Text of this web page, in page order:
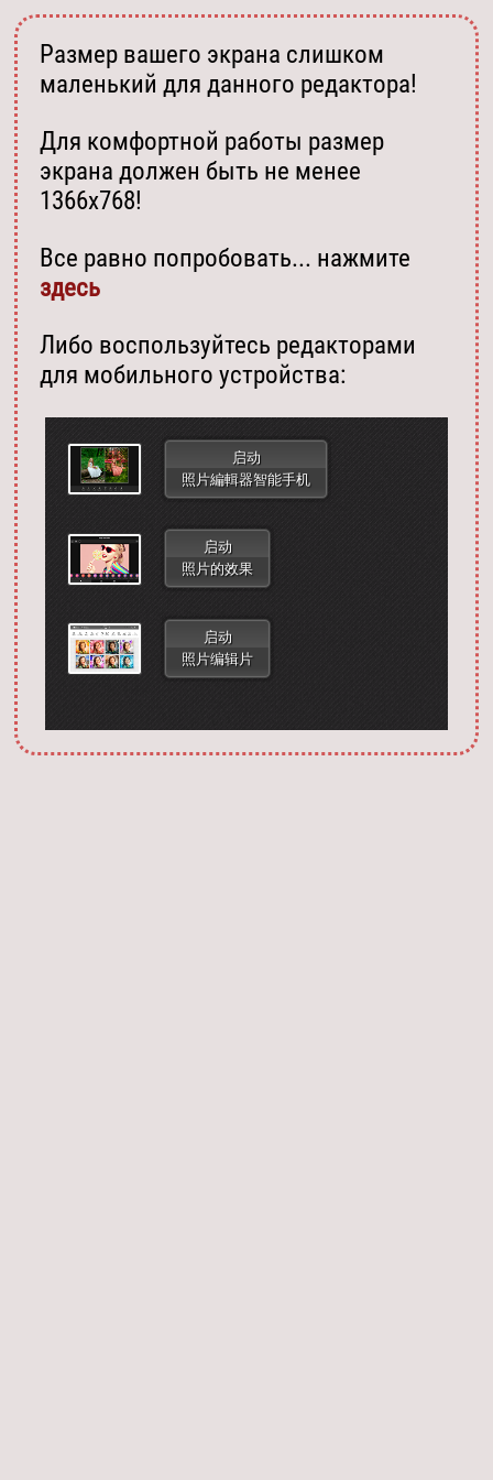
Запустить фотошоп
Размер вашего экрана слишком
маленький для данного редактора!
Для комфортной работы размер
экрана должен быть не менее
1366х768!
Все равно попробовать... нажмите
здесь
Либо воспользуйтесь редакторами
для мобильного устройства:
启动
照片編輯器智能手机
启动
照片的效果
启动
照片编辑片